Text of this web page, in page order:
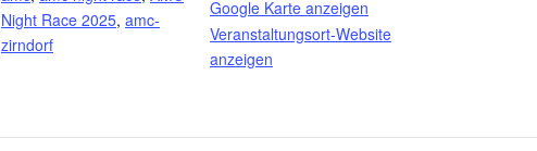
Night Race 2025, amc-
zirndorf
Google Karte anzeigen
Veranstaltungsort-Website
anzeigen